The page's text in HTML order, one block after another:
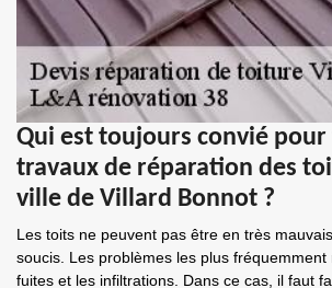
Qui est toujours convié pour
travaux de réparation des
ville de Villard Bonnot ?
Les toits ne peuvent pas être en très
soucis. Les problèmes les plus
fuites et les infiltrations. Dans ce cas, il faut